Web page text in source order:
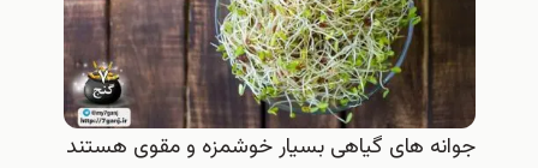
جوانه های گیاهی بسیار خوشمزه و مقوی هستند